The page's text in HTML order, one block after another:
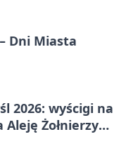
Dni Miasta
2026: wyścigi na
Żołnierzy